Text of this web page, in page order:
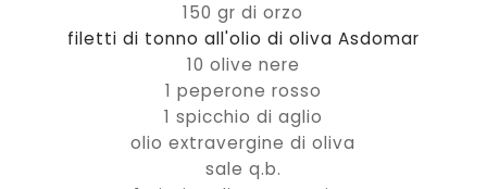
150 gr di orzo
filetti di tonno all'olio di oliva Asdomar
10 olive nere
1 peperone rosso
1 spicchio di aglio
olio extravergine di oliva
sale q.b.